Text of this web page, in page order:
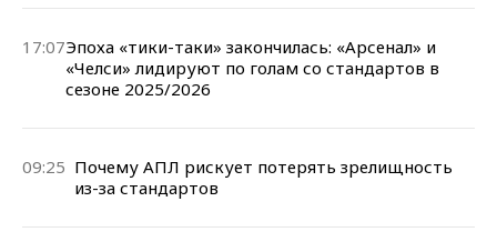
17:07Эпоха «тики-таки» закончилась: «Арсенал» и
«Челси» лидируют по голам со стандартов в
сезоне 2025/2026
09:25 Почему АПЛ рискует потерять зрелищность
из-за стандартов